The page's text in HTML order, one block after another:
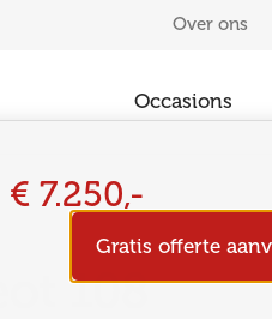
Over ons
Occasions
108
€ 7.250,-
Gratis offerte